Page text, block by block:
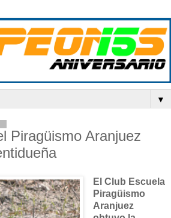
▼
Piragüismo Aranjuez
El Club Escuela
Piragüismo
Aranjuez